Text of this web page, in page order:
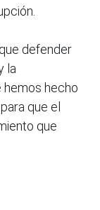
defender
la
hemos hecho
que el
que